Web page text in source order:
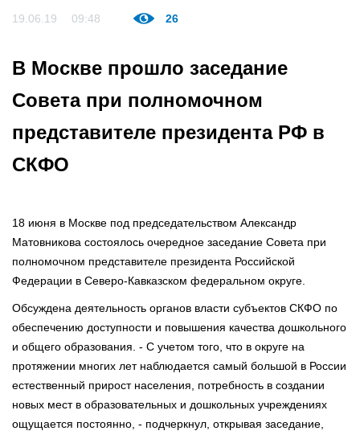
19.06.19 09:48 26
В Москве прошло заседание
Совета при полномочном
представителе президента РФ в
СКФО
18 июня в Москве под председательством Александр
Матовникова состоялось очередное заседание Совета при
полномочном представителе президента Российской
Федерации в Северо-Кавказском федеральном округе.
Обсуждена деятельность органов власти субъектов СКФО по
обеспечению доступности и повышения качества дошкольного
и общего образования. - С учетом того, что в округе на
протяжении многих лет наблюдается самый большой в России
естественный прирост населения, потребность в создании
новых мест в образовательных и дошкольных учреждениях
ощущается постоянно, - подчеркнул, открывая заседание,